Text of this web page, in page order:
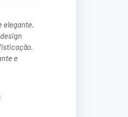
elegante,
e